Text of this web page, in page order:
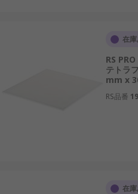
在庫
RS
テトラ
mm x
RS品番
在庫